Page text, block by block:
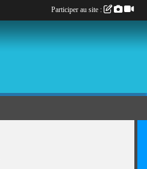
Participer au site :